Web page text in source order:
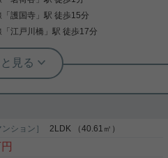
うぞ★ 実用春日ホーム株式会社 茗荷谷店
6902-5021
詳細を見る
「護国寺 」駅 徒歩15分
「江戸川橋 」駅 徒歩17分
里
駅徒歩1分☆高層階、1DK！
！ 2口コンロに浴室乾燥機と追
温水洗浄便座に独立洗面台と設備充実☆ ピ
でございます！ オートロック付きな
ンション］ 2LDK （40.61㎡）